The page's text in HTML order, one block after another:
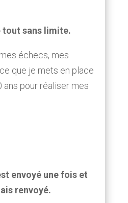
tout sans limite.
échecs, mes
que je mets en place
ans pour réaliser mes
envoyé une fois et
renvoyé.